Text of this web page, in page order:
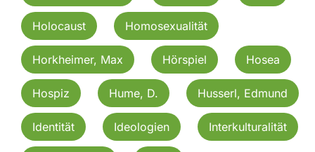
Holocaust Homosexualität
Horkheimer, Max Hörspiel Hosea
Hospiz Hume, D. Husserl, Edmund
Identität Ideologien Interkulturalität